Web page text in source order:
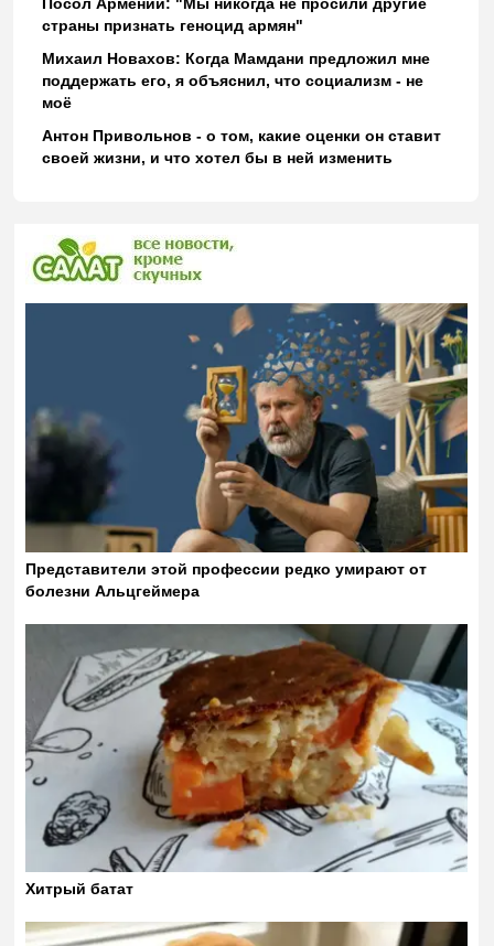
страны признать геноцид армян"
Михаил Новахов: Когда Мамдани предложил мне
поддержать его, я объяснил, что социализм - не
моё
Антон Привольнов - о том, какие оценки он ставит
своей жизни, и что хотел бы в ней изменить